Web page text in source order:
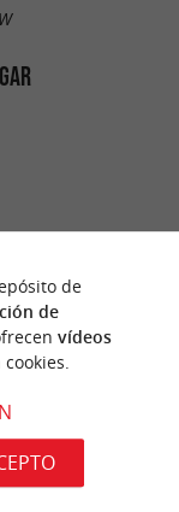
de
de
vídeos